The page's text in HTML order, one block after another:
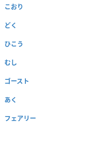
こおり
どく
ひこう
むし
ゴースト
あく
フェアリー